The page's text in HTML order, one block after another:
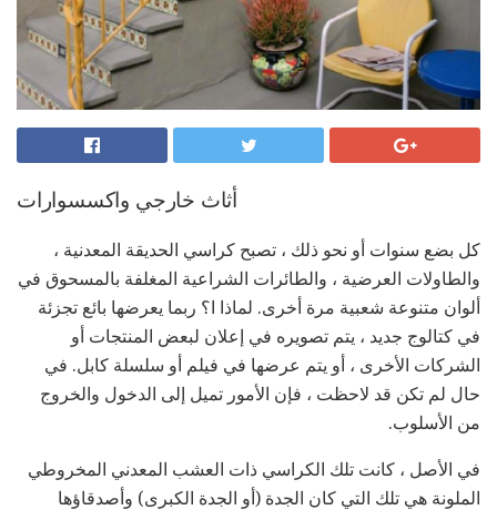
أثاث خارجي واكسسوارات
كل بضع سنوات أو نحو ذلك ، تصبح كراسي الحديقة المعدنية ،
والطاولات العرضية ، والطائرات الشراعية المغلفة بالمسحوق في
ألوان متنوعة شعبية مرة أخرى. لماذا ا؟ ربما يعرضها بائع تجزئة
في كتالوج جديد ، يتم تصويره في إعلان لبعض المنتجات أو
الشركات الأخرى ، أو يتم عرضها في فيلم أو سلسلة كابل. في
حال لم تكن قد لاحظت ، فإن الأمور تميل إلى الدخول والخروج
من الأسلوب.
في الأصل ، كانت تلك الكراسي ذات العشب المعدني المخروطي
الملونة هي تلك التي كان الجدة (أو الجدة الكبرى) وأصدقاؤها